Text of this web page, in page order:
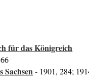
für das Königreich
Sachsen- 1901, 284;